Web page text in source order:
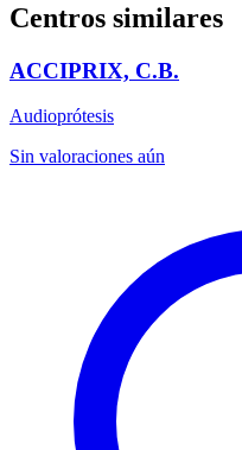
Centros similares
ACCIPRIX, C.B.
Audioprótesis
Sin valoraciones aún